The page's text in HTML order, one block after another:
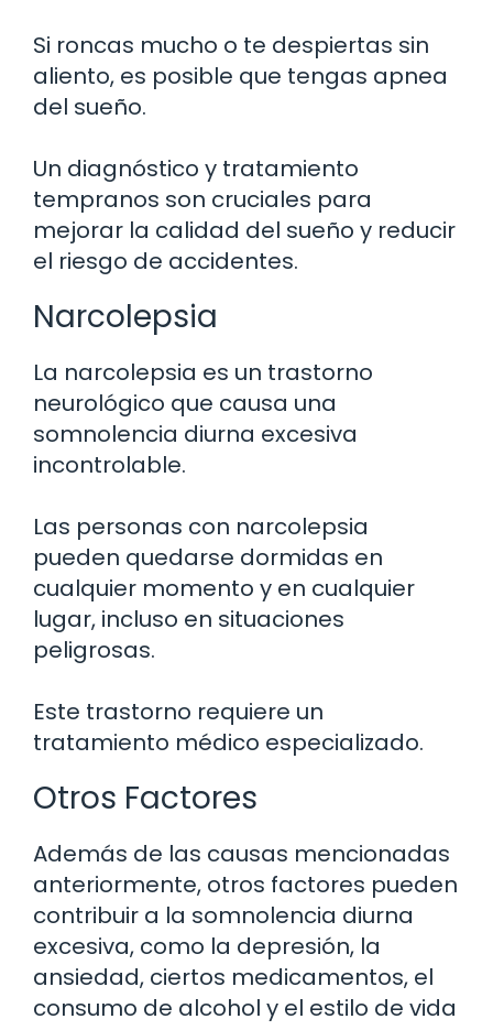
Si roncas mucho o te despiertas sin
aliento, es posible que tengas apnea
del sueño.
Un diagnóstico y tratamiento
tempranos son cruciales para
mejorar la calidad del sueño y reducir
el riesgo de accidentes.
Narcolepsia
La narcolepsia es un trastorno
neurológico que causa una
somnolencia diurna excesiva
incontrolable.
Las personas con narcolepsia
pueden quedarse dormidas en
cualquier momento y en cualquier
lugar, incluso en situaciones
peligrosas.
Este trastorno requiere un
tratamiento médico especializado.
Otros Factores
Además de las causas mencionadas
anteriormente, otros factores pueden
contribuir a la somnolencia diurna
excesiva, como la depresión, la
ansiedad, ciertos medicamentos, el
consumo de alcohol y el estilo de vida